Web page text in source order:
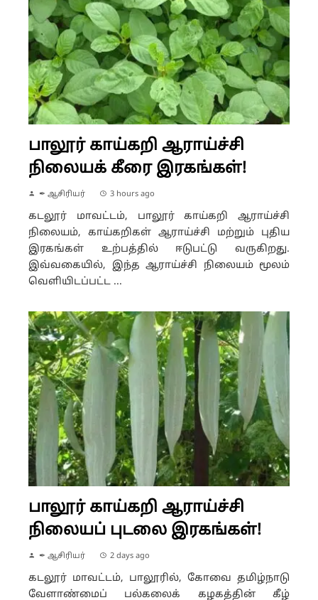
பாலூர் காய்கறி ஆராய்ச்சி
நிலையக் கீரை இரகங்கள்!
✒ ஆசிரியர் 3 hours ago
கடலூர் மாவட்டம், பாலூர் காய்கறி ஆராய்ச்சி
நிலையம், காய்கறிகள் ஆராய்ச்சி மற்றும் புதிய
இரகங்கள் உற்பத்தில் ஈடுபட்டு வருகிறது.
இவ்வகையில், இந்த ஆராய்ச்சி நிலையம் மூலம்
வெளியிடப்பட்ட ...
பாலூர் காய்கறி ஆராய்ச்சி
நிலையப் புடலை இரகங்கள்!
✒ ஆசிரியர் 2 days ago
கடலூர் மாவட்டம், பாலூரில், கோவை தமிழ்நாடு
வேளாண்மைப் பல்கலைக் கழகத்தின் கீழ்